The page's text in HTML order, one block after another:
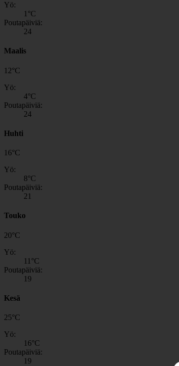
Yö:
1 °C
Poutapäiviä:
24
Maalis
12°C
Yö:
4°C
Poutapäiviä:
24
Huhti
16°C
Yö:
8°C
Poutapäiviä:
21
Touko
20°C
Yö:
11 °C
Poutapäiviä:
19
Kesä
25°C
Yö:
16°C
Poutapäiviä:
19